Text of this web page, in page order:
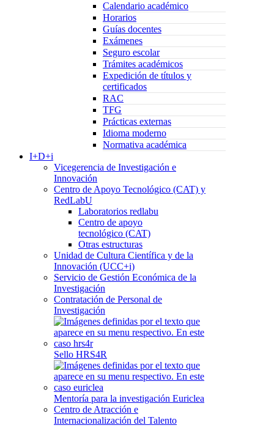
Calendario académico
Horarios
Guías docentes
Exámenes
Seguro escolar
Trámites académicos
Expedición de títulos y
certificados
RAC
TFG
Prácticas externas
Idioma moderno
Normativa académica
I+D+i
Vicegerencia de Investigación e
Innovación
Centro de Apoyo Tecnológico (CAT) y
RedLabU
Laboratorios redlabu
Centro de apoyo
tecnológico (CAT)
Otras estructuras
Unidad de Cultura Científica y de la
Innovación (UCC+i)
Servicio de Gestión Económica de la
Investigación
Contratación de Personal de
Investigación
Sello HRS4R
Mentoría para la investigación Euriclea
Centro de Atracción e
Internacionalización del Talento